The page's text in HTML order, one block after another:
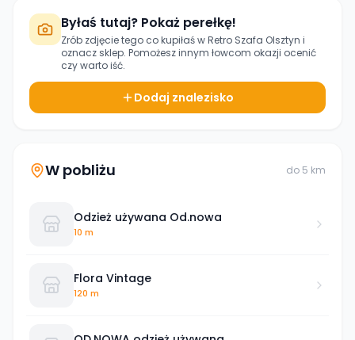
Byłaś tutaj? Pokaż perełkę!
Zrób zdjęcie tego co kupiłaś wRetro Szafa Olsztyn i
oznacz sklep. Pomożesz innym łowcom okazji ocenić
czy warto iść.
Dodaj znalezisko
W pobliżu do 5 km
Odzież używana Od.nowa
10 m
Flora Vintage
120 m